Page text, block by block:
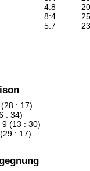
4:8 20
8:4 25
5:7 23
: 17)
: 34)
(13 : 30)
: 17)